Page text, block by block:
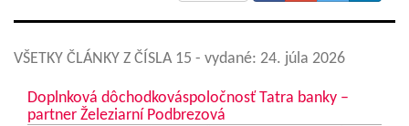
VŠETKY ČLÁNKY Z ČÍSLA 15 - vydané: 24. júla 2026
Doplnková dôchodkováspoločnosť Tatra banky –
partner Železiarní Podbrezová